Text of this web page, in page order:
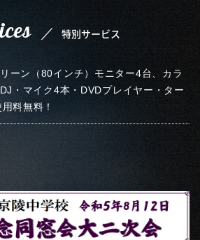
／ 特別サービス
ーン（80インチ）モニター4台、カラ
・マイク4本・DVDプレイヤー・ター
料無料！